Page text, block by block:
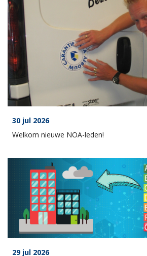
30 jul 2026
Welkom nieuwe NOA-leden!
29 jul 2026